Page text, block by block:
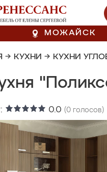
МОЖАЙСК
→ КУХНИ → КУХНИ
0.0 (0 голосов)